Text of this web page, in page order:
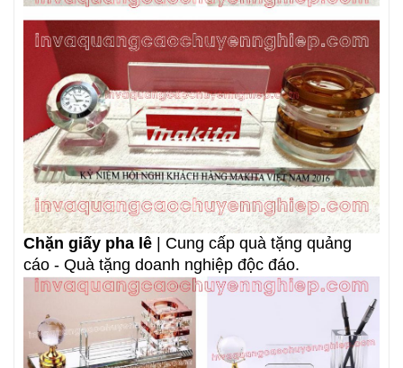
Chặn giấy pha lê | Cung cấp quà tặng quảng
cáo - Quà tặng doanh nghiệp độc đáo.